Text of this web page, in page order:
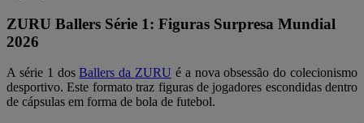
ZURU Ballers Série 1: Figuras Surpresa Mundial
2026
A série 1 dosBallers da ZURU é a nova obsessão do colecionismo
desportivo. Este formato traz figuras de jogadores escondidas dentro
de cápsulas em forma de bola de futebol.